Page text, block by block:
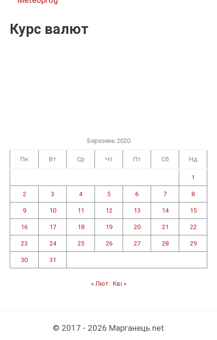
Курс валют
Березень 2020
Пн Вт Ср Чт Пт Сб Нд
1
2 3 4 5 6 7 8
9 10 11 12 13 14 15
16 17 18 19 20 21 22
23 24 25 26 27 28 29
30 31
« Лют Кві »
© 2017 - 2026 Марганець.net